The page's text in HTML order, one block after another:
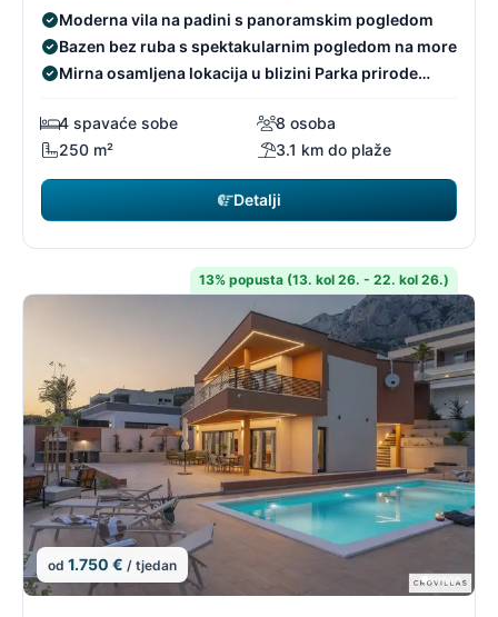
Moderna vila na padini s panoramskim pogledom
Bazen bez ruba s spektakularnim pogledom na more
Mirna osamljena lokacija u blizini Parka prirode
4 spavaće sobe
8 osoba
250 m²
3.1 km do plaže
Detalji
13% popusta (13. kol 26. - 22. kol 26.)
od 1.750 € / tjedan